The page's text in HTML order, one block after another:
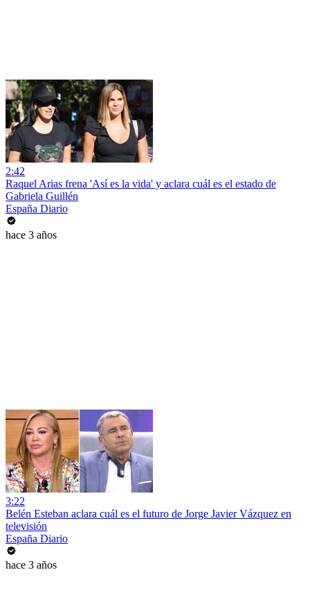
2:42
Raquel Arias frena 'Así es la vida' y aclara cuál es el estado de
Gabriela Guillén
España Diario
hace 3 años
3:22
Belén Esteban aclara cuál es el futuro de Jorge Javier Vázquez en
televisión
España Diario
hace 3 años